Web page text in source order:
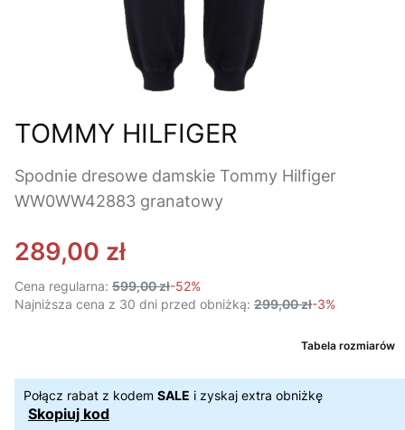
TOMMY HILFIGER
Spodnie dresowe damskie Tommy Hilfiger
WW0WW42883 granatowy
289,00 zł
Cena regularna: 599,00 zł-52%
Najniższa cena z 30 dni przed obniżką: 299,00 zł-3%
Tabela rozmiarów
Połącz rabat z kodem SALE i zyskaj extra obniżkę
Skopiuj kod